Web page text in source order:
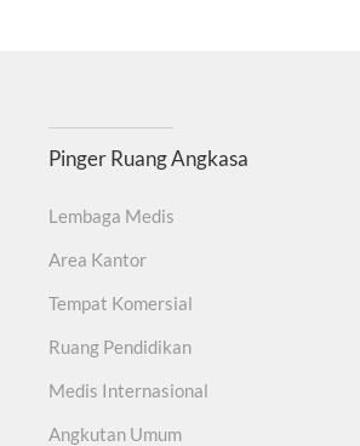
Pinger Ruang Angkasa
Lembaga Medis
Area Kantor
Tempat Komersial
Ruang Pendidikan
Medis Internasional
Angkutan Umum